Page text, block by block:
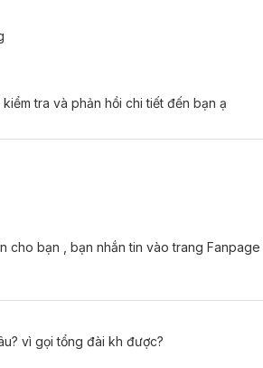
tra và phản hồi chi tiết đến bạn ạ
cho bạn , bạn nhắn tin vào trang
vì gọi tổng đài kh được?